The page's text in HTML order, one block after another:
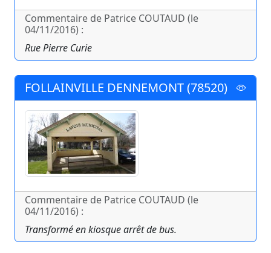
Commentaire de Patrice COUTAUD (le
04/11/2016) :
Rue Pierre Curie
FOLLAINVILLE DENNEMONT (78520)
Commentaire de Patrice COUTAUD (le
04/11/2016) :
Transformé en kiosque arrêt de bus.